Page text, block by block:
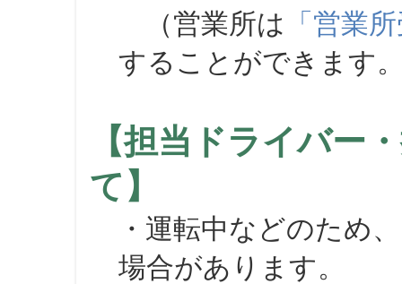
（営業所は 「営業
することができます
【担当ドライバー
て】
・運転中などのため
場合があります。